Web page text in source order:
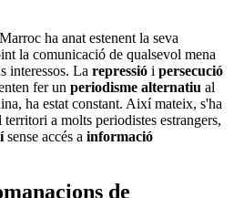
ha anat estenent la seva
la comunicació de qualsevol mena
interessos. La repressió i persecució
fer un periodisme alternatiu al
ha estat constant. Així mateix, s'ha
a molts periodistes estrangers,
sense accés a informació
de